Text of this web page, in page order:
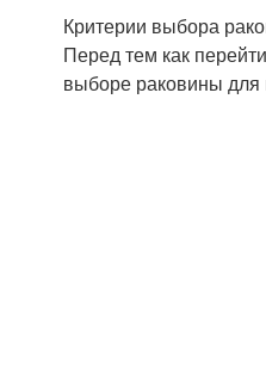
Критерии выбора
Перед тем как
выборе раковины